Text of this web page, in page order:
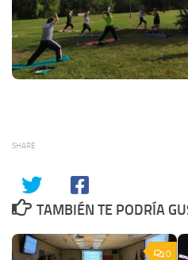
SHARE
TAMBIÉN TE PODRÍA
0